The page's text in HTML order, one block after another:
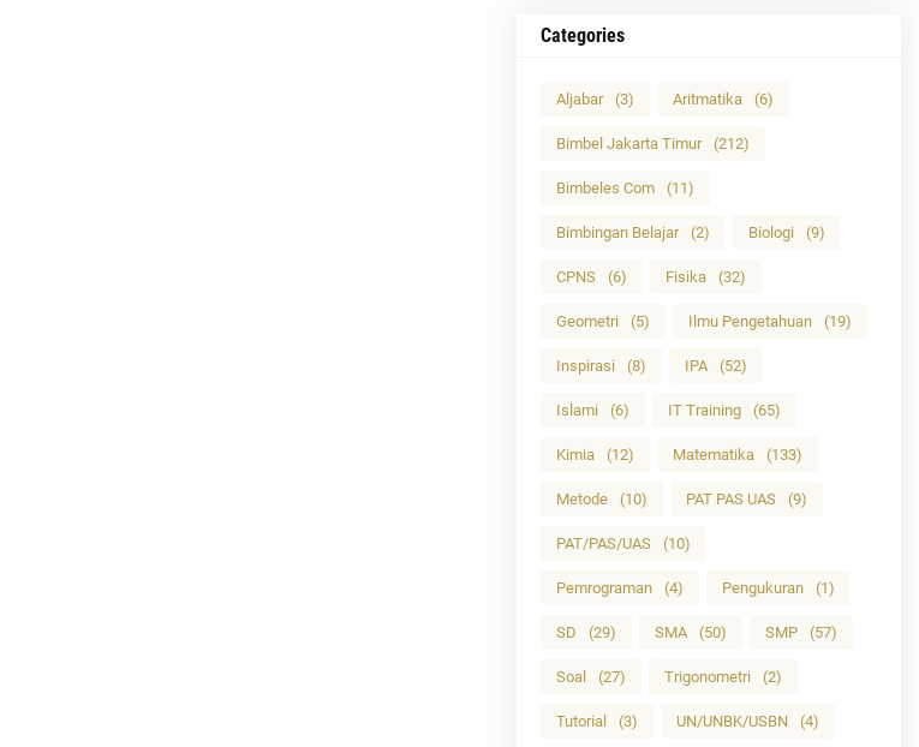
Categories
Aljabar (3) Aritmatika (6)
Bimbel Jakarta Timur (212)
Bimbeles Com (11)
Bimbingan Belajar (2) Biologi (9)
CPNS (6) Fisika (32)
Geometri (5) Ilmu Pengetahuan (19)
Inspirasi (8) IPA (52)
Islami (6) IT Training (65)
Kimia (12) Matematika (133)
Metode (10) PAT PAS UAS (9)
PAT/PAS/UAS (10)
Pemrograman (4) Pengukuran (1)
SD (29) SMA (50) SMP (57)
Soal (27) Trigonometri (2)
Tutorial (3) UN/UNBK/USBN (4)